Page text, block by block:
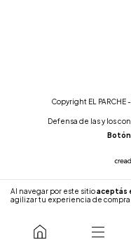
Al navegar por este sitioaceptás
agilizar tu experiencia de compra.
Copyright EL PARCHE
Defensa de las y los